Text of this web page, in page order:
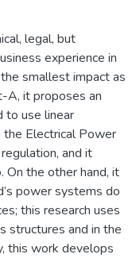
legal, but
experience in
smallest impact as
A, it proposes an
to use linear
the Electrical Power
and it
the other hand, it
power systems do
this research uses
structures and in the
this work develops